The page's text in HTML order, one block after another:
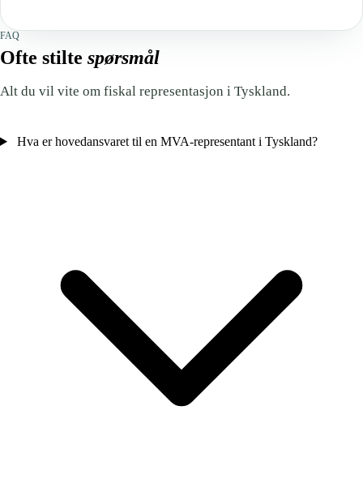
FAQ
Ofte stilte spørsmål
Alt du vil vite om fiskal representasjon i Tyskland.
Hva er hovedansvaret til en MVA-representant i Tyskland?